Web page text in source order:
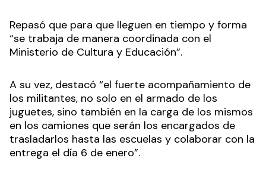
Repasó que para que lleguen en tiempo y forma
“se trabaja de manera coordinada con el
Ministerio de Cultura y Educación”.
A su vez, destacó “el fuerte acompañamiento de
los militantes, no solo en el armado de los
juguetes, sino también en la carga de los mismos
en los camiones que serán los encargados de
trasladarlos hasta las escuelas y colaborar con la
entrega el día 6 de enero”.